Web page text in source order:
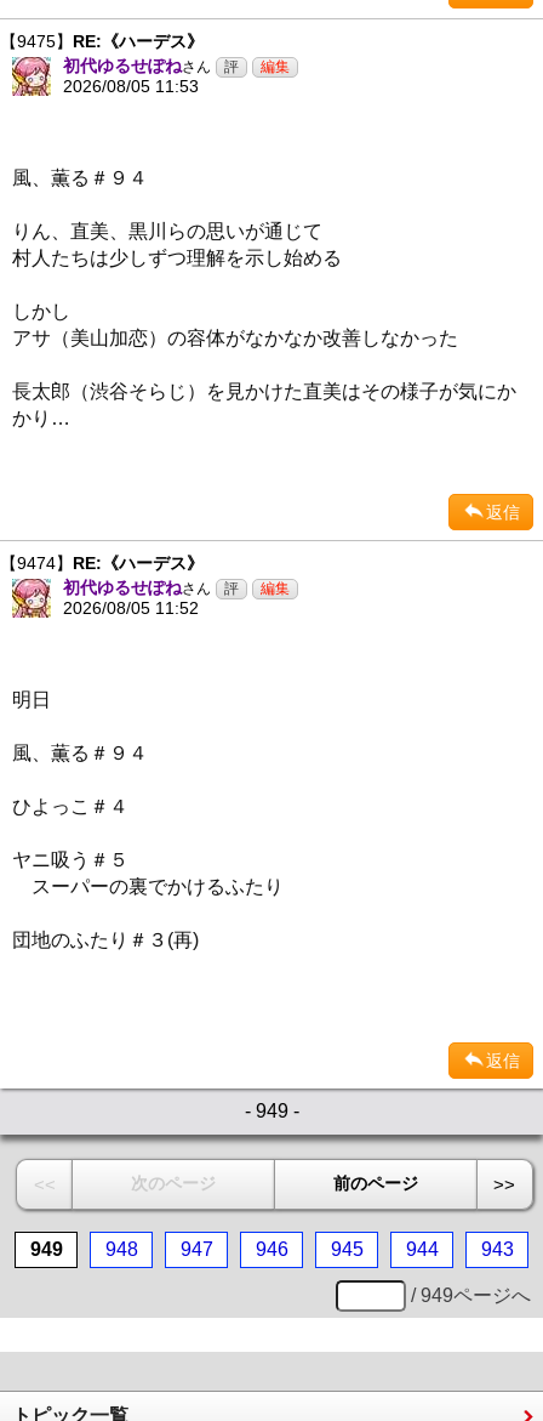
【9475】 RE:《ハーデス》
初代ゆるせぽねさん
2026/08/05 11:53
風、薫る＃９４
りん、直美、黒川らの思いが通じて
村人たちは少しずつ理解を示し始める
しかし
アサ（美山加恋）の容体がなかなか改善しなかった
長太郎（渋谷そらじ）を見かけた直美はその様子が気にか
かり…
返信
【9474】 RE:《ハーデス》
初代ゆるせぽねさん
2026/08/05 11:52
明日
風、薫る＃９４
ひよっこ＃４
ヤニ吸う＃５
スーパーの裏でかけるふたり
団地のふたり＃３(再)
返信
- 949 -
<< 次のページ 前のページ >>
949 948 947 946 945 944 943
/ 949ページへ
トピック一覧